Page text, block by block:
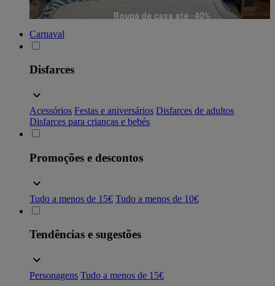
Roupa de casa até -40%
Carnaval
Disfarces
Acessórios Festas e aniversários Disfarces de adultos
Disfarces para crianças e bebés
Promoções e descontos
Tudo a menos de 15€ Tudo a menos de 10€
Tendências e sugestões
Personagens Tudo a menos de 15€